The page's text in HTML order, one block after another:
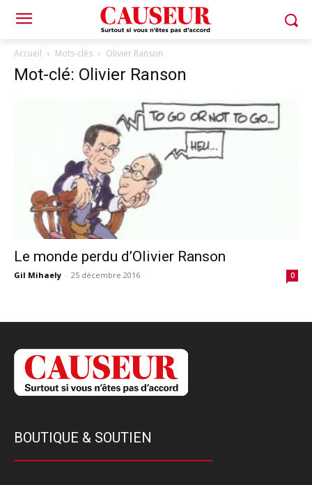
Accueil Mots-clés Olivier Ranson
Mot-clé: Olivier Ranson
Le monde perdu d’Olivier Ranson
Gil Mihaely - 25 décembre 2016 0
BOUTIQUE & SOUTIEN